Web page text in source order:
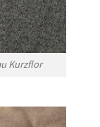
Kurzflor